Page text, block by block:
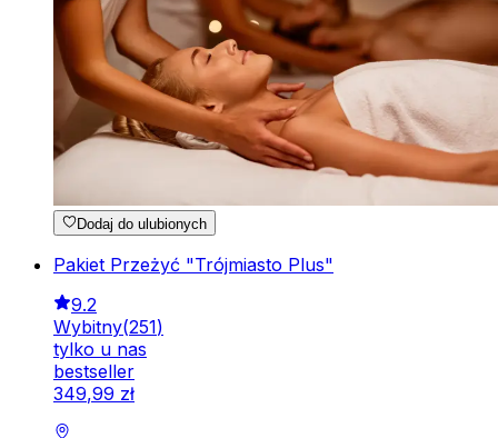
Dodaj do ulubionych
Pakiet Przeżyć "Trójmiasto Plus"
9.2
Wybitny(251)
tylko u nas
bestseller
349,99 zł